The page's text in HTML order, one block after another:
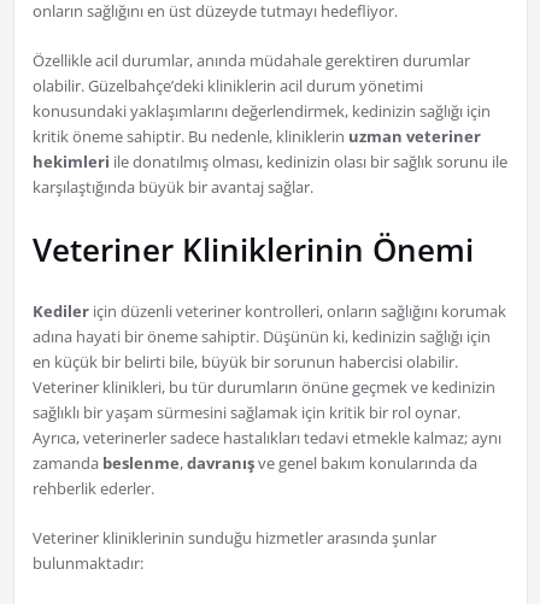
onların sağlığını en üst düzeyde tutmayı hedefliyor.
Özellikle acil durumlar, anında müdahale gerektiren durumlar
olabilir. Güzelbahçe’deki kliniklerin acil durum yönetimi
konusundaki yaklaşımlarını değerlendirmek, kedinizin sağlığı için
kritik öneme sahiptir. Bu nedenle, kliniklerin uzman veteriner
hekimleri ile donatılmış olması, kedinizin olası bir sağlık sorunu ile
karşılaştığında büyük bir avantaj sağlar.
Veteriner Kliniklerinin Önemi
Kedileriçin düzenli veteriner kontrolleri, onların sağlığını korumak
adına hayati bir öneme sahiptir. Düşünün ki, kedinizin sağlığı için
en küçük bir belirti bile, büyük bir sorunun habercisi olabilir.
Veteriner klinikleri, bu tür durumların önüne geçmek ve kedinizin
sağlıklı bir yaşam sürmesini sağlamak için kritik bir rol oynar.
Ayrıca, veterinerler sadece hastalıkları tedavi etmekle kalmaz; aynı
zamanda beslenme,davranışve genel bakım konularında da
rehberlik ederler.
Veteriner kliniklerinin sunduğu hizmetler arasında şunlar
bulunmaktadır: